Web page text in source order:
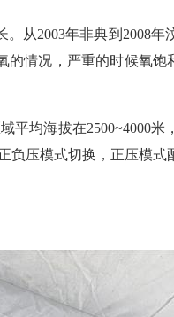
从2003年非典到2008
情况，严重的时候氧饱
均海拔在2500~4000米
压模式切换，正压模